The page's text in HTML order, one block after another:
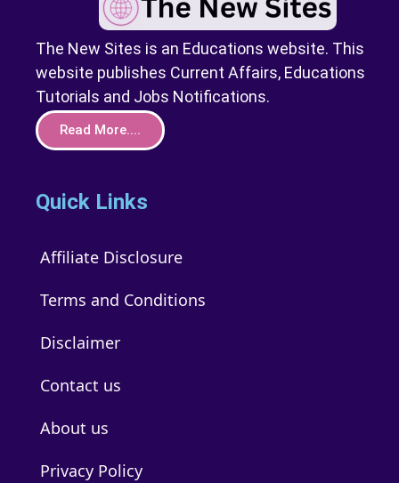
The New Sites is an Educations website. This
website publishes Current Affairs, Educations
Tutorials and Jobs Notifications.
Read More....
Quick Links
Affiliate Disclosure
Terms and Conditions
Disclaimer
Contact us
About us
Privacy Policy